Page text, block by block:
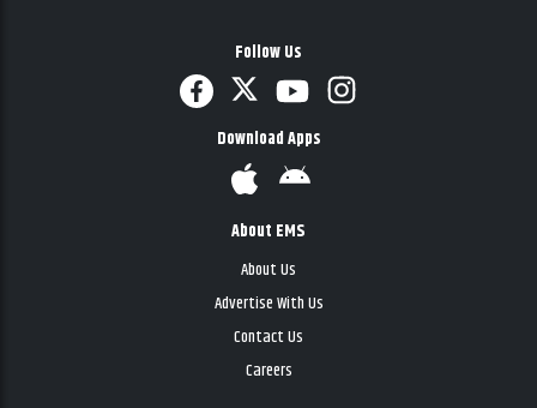
Follow Us
Download Apps
About EMS
About Us
Advertise With Us
Contact Us
Careers